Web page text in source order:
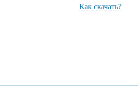
Как скачать?